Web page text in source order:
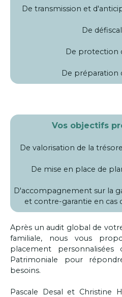
De transmission et
De
De protection
De préparation
Vos objectifs
De valorisation de la
De mise en place de
D'accompagnement sur la
et contre-garantie en cas
Après un audit global de
familiale, nous vous
placement
Patrimoniale pour
besoins.
Pascale Desal et Christine